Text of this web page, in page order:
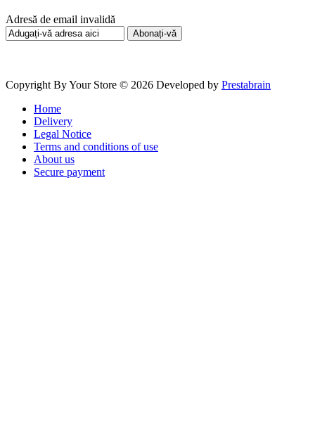
Adresă de email invalidă
Abonați-vă
Copyright By Your Store © 2026 Developed by Prestabrain
Home
Delivery
Legal Notice
Terms and conditions of use
About us
Secure payment